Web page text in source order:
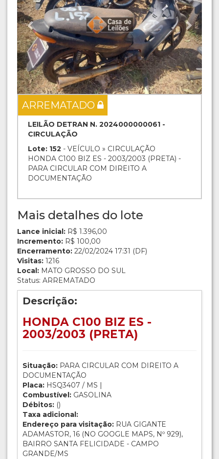
ARREMATADO
LEILÃO DETRAN N. 2024000000061 -
CIRCULAÇÃO
Lote: 152 - VEÍCULO » CIRCULAÇÃO
HONDA C100 BIZ ES - 2003/2003 (PRETA) -
PARA CIRCULAR COM DIREITO A
DOCUMENTAÇÃO
Mais detalhes do lote
Lance inicial: R$ 1.396,00
Incremento: R$ 100,00
Encerramento: 22/02/2024 17:31 (DF)
Visitas: 1216
Local: MATO GROSSO DO SUL
Status: ARREMATADO
Descrição:
HONDA C100 BIZ ES -
2003/2003 (PRETA)
Situação: PARA CIRCULAR COM DIREITO A
DOCUMENTAÇÃO
Placa: HSQ3407 / MS |
Combustível: GASOLINA
Débitos: ()
Taxa adicional:
Endereço para visitação: RUA GIGANTE
ADAMASTOR, 16 (NO GOOGLE MAPS, Nº 929),
BAIRRO SANTA FELICIDADE - CAMPO
GRANDE/MS